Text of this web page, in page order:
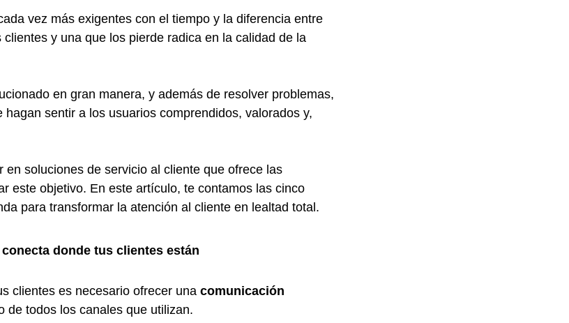
vez más exigentes con el tiempo y la diferencia entre
y una que los pierde radica en la calidad de la
en gran manera, y además de resolver problemas,
hagan sentir a los usuarios comprendidos, valorados y,
en soluciones de servicio al cliente que ofrece las
este objetivo. En este artículo, te contamos las cinco
para transformar la atención al cliente en lealtad total.
donde tus clientes están
clientes es necesario ofrecer una comunicación
de todos los canales que utilizan.